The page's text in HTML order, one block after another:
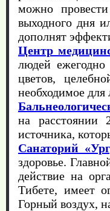
можно
выходного дня
дополнят
Центр
людей
цветов,
необходимое
на расстоянии
источника,
Санаторий
здоровье.
действие на
Тибете, имеет
Горный воздух,